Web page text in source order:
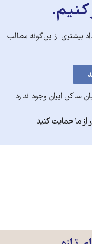
بیشتری از این‌گونه مطالب
ساکن ایران وجود ندارد
ما حمایت کنید